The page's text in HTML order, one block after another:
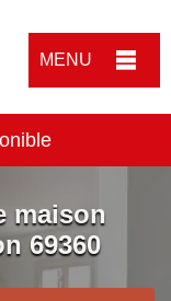
MENU
maison
69360